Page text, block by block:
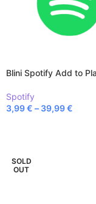
Blini Spotify Add to
Spotify
3,99€ – 39,99€
SOLD
OUT